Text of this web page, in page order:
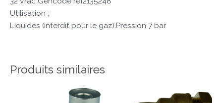
Utilisation :
Liquides (interdit pour le gaz).Pression 7 bar
Produits similaires